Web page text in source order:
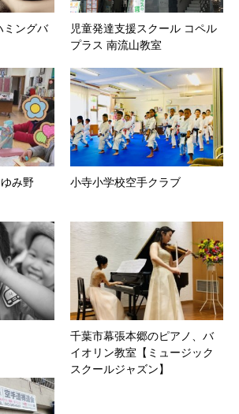
ミングバ
児童発達支援スクール コペル
プラス 南流山教室
み野 小寺小学校空手クラブ
千葉市幕張本郷のピアノ、バ
イオリン教室【ミュージック
スクールジャズン】